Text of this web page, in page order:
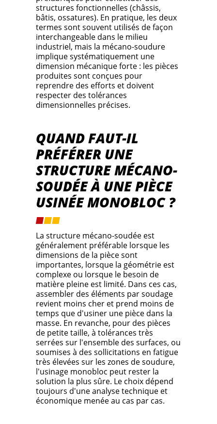
structures fonctionnelles (châssis,
bâtis, ossatures). En pratique, les deux
termes sont souvent utilisés de façon
interchangeable dans le milieu
industriel, mais la mécano-soudure
implique systématiquement une
dimension mécanique forte : les pièces
produites sont conçues pour
reprendre des efforts et doivent
respecter des tolérances
dimensionnelles précises.
QUAND FAUT-IL
PRÉFÉRER UNE
STRUCTURE MÉCANO-
SOUDÉE À UNE PIÈCE
USINÉE MONOBLOC ?
La structure mécano-soudée est
généralement préférable lorsque les
dimensions de la pièce sont
importantes, lorsque la géométrie est
complexe ou lorsque le besoin de
matière pleine est limité. Dans ces cas,
assembler des éléments par soudage
revient moins cher et prend moins de
temps que d'usiner une pièce dans la
masse. En revanche, pour des pièces
de petite taille, à tolérances très
serrées sur l'ensemble des surfaces, ou
soumises à des sollicitations en fatigue
très élevées sur les zones de soudure,
l'usinage monobloc peut rester la
solution la plus sûre. Le choix dépend
toujours d'une analyse technique et
économique menée au cas par cas.